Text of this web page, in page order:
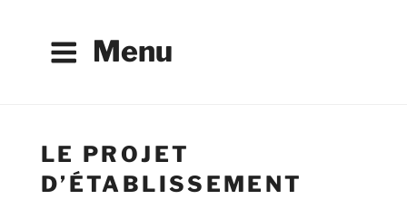
Menu
LE PROJET
D’ÉTABLISSEMENT